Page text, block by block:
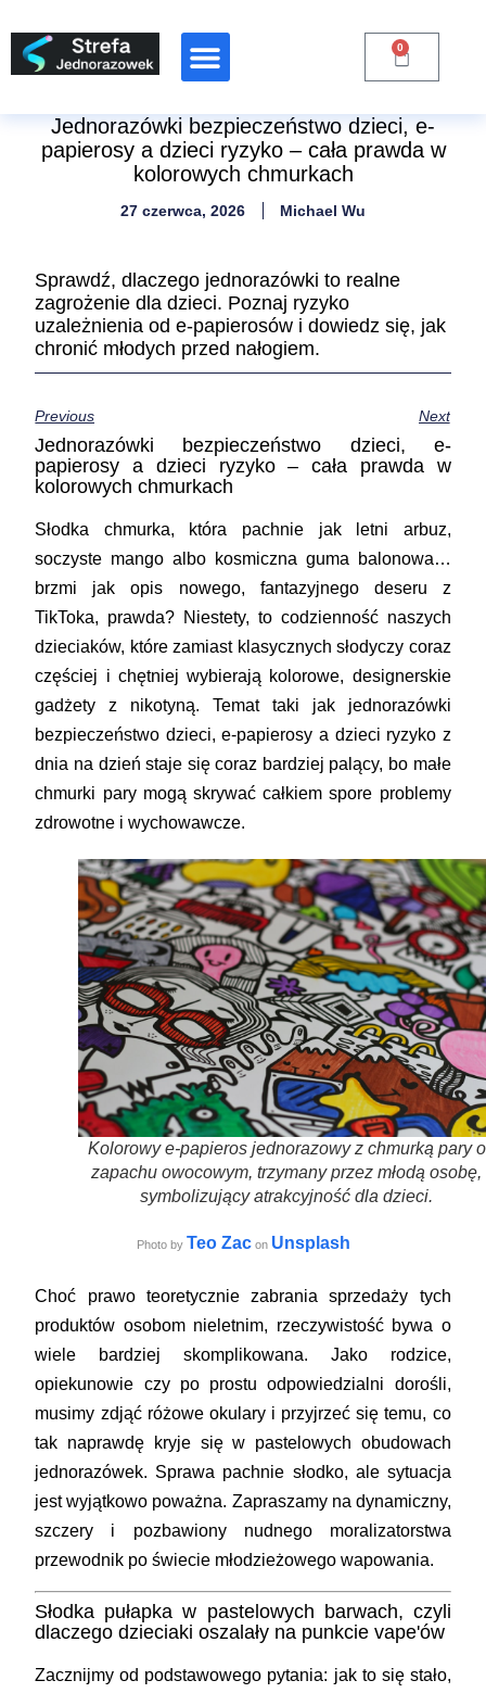
0
Jednorazówki bezpieczeństwo dzieci, e-
papierosy a dzieci ryzyko – cała prawda w
kolorowych chmurkach
27 czerwca, 2026 Michael Wu
Sprawdź, dlaczego jednorazówki to realne
zagrożenie dla dzieci. Poznaj ryzyko
uzależnienia od e-papierosów i dowiedz się, jak
chronić młodych przed nałogiem.
Previous Next
Jednorazówki bezpieczeństwo dzieci, e-
papierosy a dzieci ryzyko – cała prawda w
kolorowych chmurkach
Słodka chmurka, która pachnie jak letni arbuz,
soczyste mango albo kosmiczna guma balonowa…
brzmi jak opis nowego, fantazyjnego deseru z
TikToka, prawda? Niestety, to codzienność naszych
dzieciaków, które zamiast klasycznych słodyczy coraz
częściej i chętniej wybierają kolorowe, designerskie
gadżety z nikotyną. Temat taki jak jednorazówki
bezpieczeństwo dzieci, e-papierosy a dzieci ryzyko z
dnia na dzień staje się coraz bardziej palący, bo małe
chmurki pary mogą skrywać całkiem spore problemy
zdrowotne i wychowawcze.
Kolorowy e-papieros jednorazowy z chmurką pary o
zapachu owocowym, trzymany przez młodą osobę,
symbolizujący atrakcyjność dla dzieci.
Photo by Teo Zacon Unsplash
Choć prawo teoretycznie zabrania sprzedaży tych
produktów osobom nieletnim, rzeczywistość bywa o
wiele bardziej skomplikowana. Jako rodzice,
opiekunowie czy po prostu odpowiedzialni dorośli,
musimy zdjąć różowe okulary i przyjrzeć się temu, co
tak naprawdę kryje się w pastelowych obudowach
jednorazówek. Sprawa pachnie słodko, ale sytuacja
jest wyjątkowo poważna. Zapraszamy na dynamiczny,
szczery i pozbawiony nudnego moralizatorstwa
przewodnik po świecie młodzieżowego wapowania.
Słodka pułapka w pastelowych barwach, czyli
dlaczego dzieciaki oszalały na punkcie vape'ów
Zacznijmy od podstawowego pytania: jak to się stało,